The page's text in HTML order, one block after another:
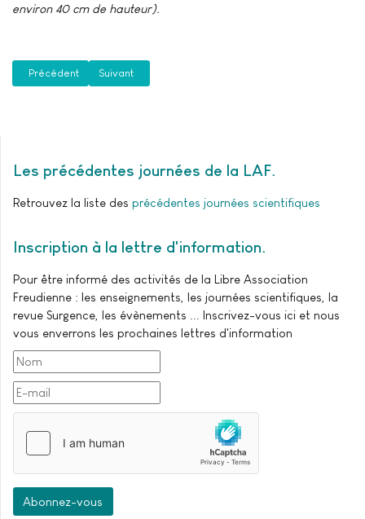
environ 40 cm de hauteur).
Article précédent : Avril 2025, Paris : Entrecroisements de lectures
Précédent Article suivant : Juin 2024, Limoges : Sur le transitivisme
Suivant
Les précédentes journées de la LAF
Retrouvez la liste des précédentes journées scientifiques
Inscription à la lettre d'information
Pour être informé des activités de la Libre Association
Freudienne : les enseignements, les journées scientifiques, la
revue Surgence, les évènements ... Inscrivez-vous ici et nous
vous enverrons les prochaines lettres d'information
Abonnez-vous